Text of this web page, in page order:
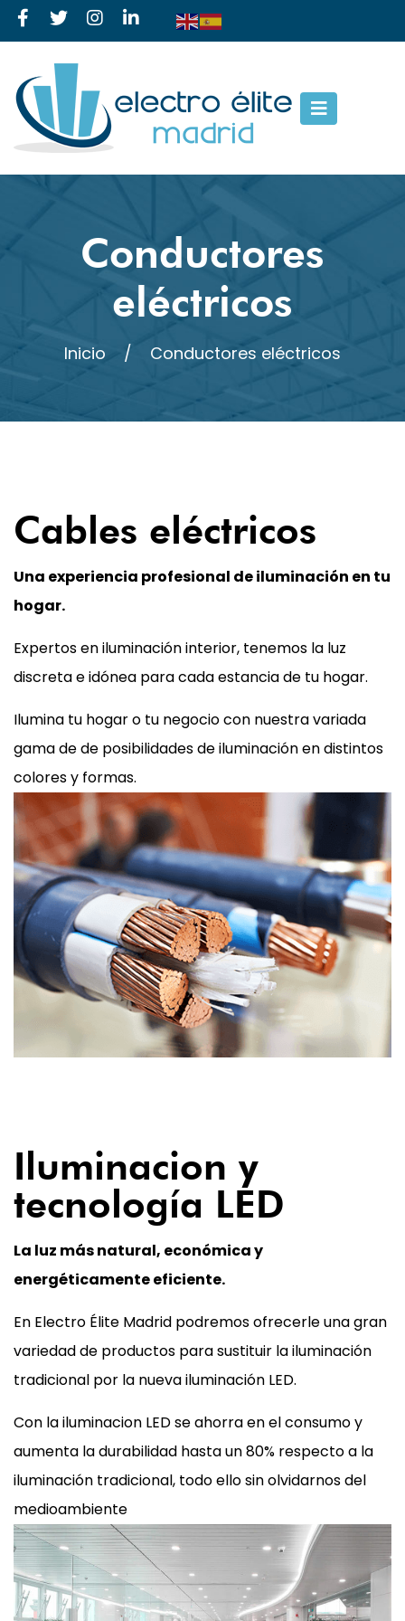
Conductores
eléctricos
Inicio / Conductores eléctricos
01
Cables eléctricos
Una experiencia profesional de iluminación en tu
hogar.
Expertos en iluminación interior, tenemos la luz
discreta e idónea para cada estancia de tu hogar.
Ilumina tu hogar o tu negocio con nuestra variada
gama de de posibilidades de iluminación en distintos
colores y formas.
02
Iluminacion y
tecnología LED
La luz más natural, económica y
energéticamente eficiente.
En Electro Élite Madrid podremos ofrecerle una gran
variedad de productos para sustituir la iluminación
tradicional por la nueva iluminación LED.
Con la iluminacion LED se ahorra en el consumo y
aumenta la durabilidad hasta un 80% respecto a la
iluminación tradicional, todo ello sin olvidarnos del
medioambiente